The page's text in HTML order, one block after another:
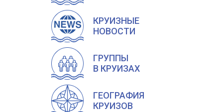
КРУИЗНЫЕ
НОВОСТИ
ГРУППЫ
В КРУИЗАХ
ГЕОГРАФИЯ
КРУИЗОВ